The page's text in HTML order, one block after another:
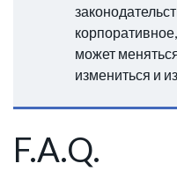
может
измениться и
F.A.Q.